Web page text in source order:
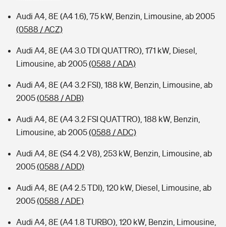
Audi A4, 8E (A4 1.6), 75 kW, Benzin, Limousine, ab 2005
(0588 / ACZ)
Audi A4, 8E (A4 3.0 TDI QUATTRO), 171 kW, Diesel,
Limousine, ab 2005(0588 / ADA)
Audi A4, 8E (A4 3.2 FSI), 188 kW, Benzin, Limousine, ab
2005(0588 / ADB)
Audi A4, 8E (A4 3.2 FSI QUATTRO), 188 kW, Benzin,
Limousine, ab 2005(0588 / ADC)
Audi A4, 8E (S4 4.2 V8), 253 kW, Benzin, Limousine, ab
2005(0588 / ADD)
Audi A4, 8E (A4 2.5 TDI), 120 kW, Diesel, Limousine, ab
2005(0588 / ADE)
Audi A4, 8E (A4 1.8 TURBO), 120 kW, Benzin, Limousine,